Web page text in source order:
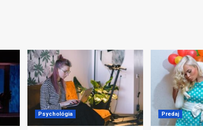
Psychológia Predaj